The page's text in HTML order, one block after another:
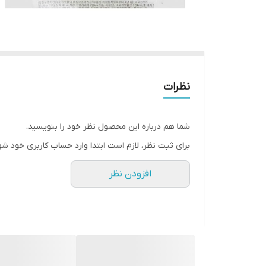
نظرات
شما هم درباره این محصول نظر خود را بنویسید.
برای ثبت نظر، لازم است ابتدا وارد حساب کاربری خود
افزودن نظر